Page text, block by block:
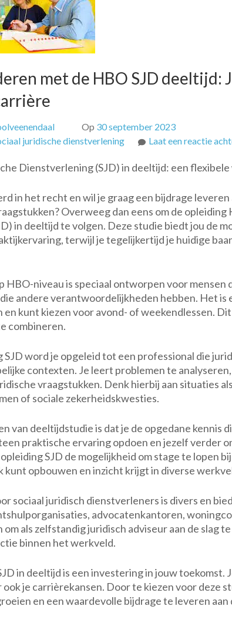
met de HBO SJD deeltijd:
Op 30 september 2023
juridische dienstverlening Laat een reactie
Dienstverlening (SJD) in deeltijd: een
in het recht en wil je graag een bijdrage leveren
Overweeg dan eens om de opleiding
in deeltijd te volgen. Deze studie biedt jou de
terwijl je tegelijkertijd je huidige
HBO-niveau is speciaal ontworpen voor mensen
andere verantwoordelijkheden hebben. Het is
kunt kiezen voor avond- of weekendlessen.
combineren.
SJD word je opgeleid tot een professional die
contexten. Je leert problemen te
vraagstukken. Denk hierbij aan situaties
of sociale zekerheidskwesties.
van deeltijdstudie is dat je de opgedane kennis
praktische ervaring opdoen en jezelf verder
SJD de mogelijkheid om stage te lopen
kunt opbouwen en inzicht krijgt in diverse
sociaal juridisch dienstverleners is divers en
advocatenkantoren,
om als zelfstandig juridisch adviseur aan de slag
binnen het werkveld.
in deeltijd is een investering in jouw toekomst.
ook je carrièrekansen. Door te kiezen voor deze
en een waardevolle bijdrage te leveren aan